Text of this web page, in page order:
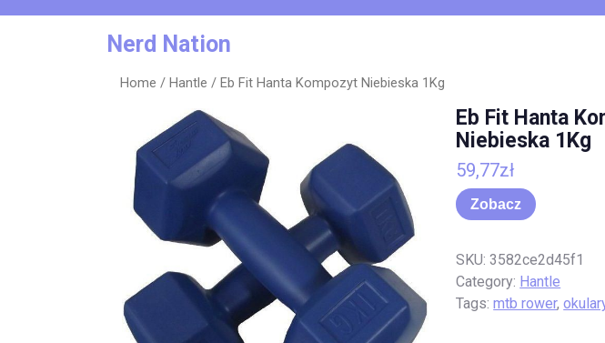
Nerd Nation
Home / Hantle / Eb Fit Hanta Kompozyt Niebieska 1Kg
Eb Fit Hanta
Niebieska 1Kg
59,77zł
Zobacz
SKU:3582ce2d45f1
Category: Hantle
Tags:mtb rower,